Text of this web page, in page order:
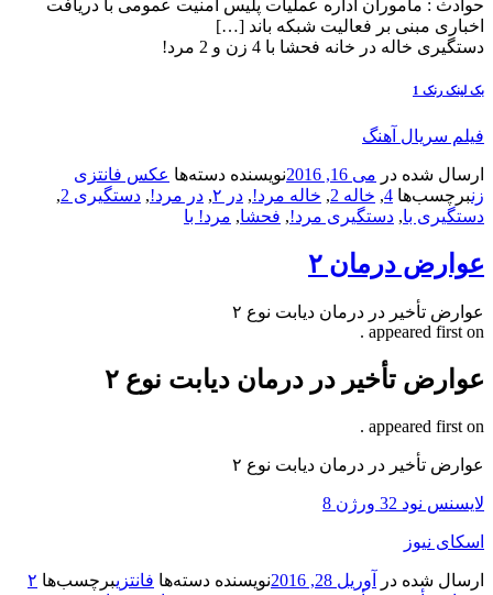
حوادث : مأموران اداره عملیات پلیس امنیت عمومی با دریافت
اخباری مبنی بر فعالیت شبکه‌ باند […]
دستگیری خاله در خانه فحشا با 4 زن و 2 مرد!
بک لینک رنک 1
فیلم سریال آهنگ
ارسال شده در می 16, 2016 نویسنده دسته‌ها عکس فانتزی
زنبرچسب‌ها 4
, خاله 2 , خاله مرد!, در ۲ , در مرد!, دستگیری 2
,
دستگیری با, دستگیری مرد!, فحشا, مرد! با
عوارض درمان ۲
عوارض تأخیر در درمان دیابت نوع ۲
appeared first on .
عوارض تأخیر در درمان دیابت نوع ۲
appeared first on .
عوارض تأخیر در درمان دیابت نوع ۲
لایسنس نود 32 ورژن 8
اسکای نیوز
ارسال شده در آوریل 28, 2016 نویسنده دسته‌ها فانتزیبرچسب‌ها ۲